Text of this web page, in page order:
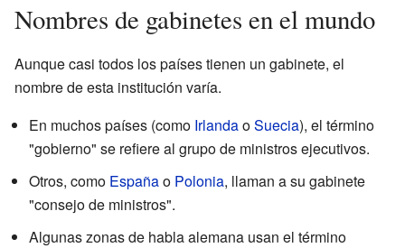
Nombres de gabinetes en el mundo
Aunque casi todos los países tienen un gabinete, el
nombre de esta institución varía.
En muchos países (como IrlandaoSuecia), el término
"gobierno" se refiere al grupo de ministros ejecutivos.
Otros, como Españao Polonia, llaman a su gabinete
"consejo de ministros".
Algunas zonas de habla alemana usan el término